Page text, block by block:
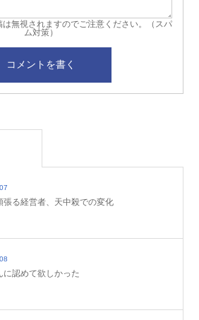
は無視されますのでご注意ください。（スパ
ム対策）
張る経営者、天中殺での変化
に認めて欲しかった